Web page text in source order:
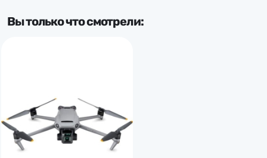
Датчики облета
Подвес камеры:
3-осевой
Вы только что смотрели: